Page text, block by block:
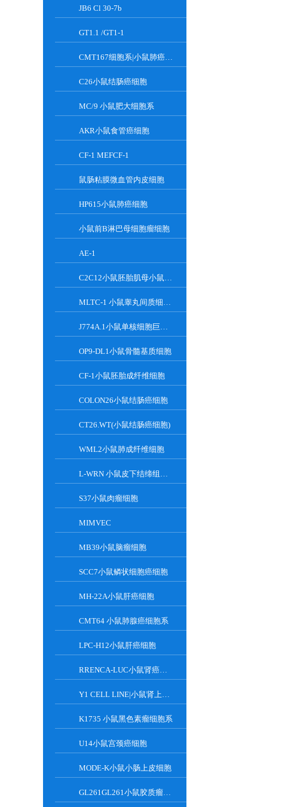
JB6 Cl 30-7b
GT1.1 /GT1-1
CMT167细胞系|小鼠肺癌细胞
C26小鼠结肠癌细胞
MC/9 小鼠肥大细胞系
AKR小鼠食管癌细胞
CF-1 MEFCF-1
鼠肠粘膜微血管内皮细胞
HP615小鼠肺癌细胞
小鼠前B淋巴母细胞瘤细胞
AE-1
C2C12小鼠胚胎肌母小鼠胚胎肌母细胞
MLTC-1 小鼠睾丸间质细胞瘤细胞系
J774A.1小鼠单核细胞巨噬细胞
OP9-DL1小鼠骨髓基质细胞
CF-1小鼠胚胎成纤维细胞
COLON26小鼠结肠癌细胞
CT26.WT(小鼠结肠癌细胞)
WML2小鼠肺成纤维细胞
L-WRN 小鼠皮下结缔组织细胞系
S37小鼠肉瘤细胞
MIMVEC
MB39小鼠脑瘤细胞
SCC7小鼠鳞状细胞癌细胞
MH-22A小鼠肝癌细胞
CMT64 小鼠肺腺癌细胞系
LPC-H12小鼠肝癌细胞
RRENCA-LUC小鼠肾癌细胞LUC转染株
Y1 CELL LINE|小鼠肾上腺皮质瘤细胞
K1735 小鼠黑色素瘤细胞系
U14小鼠宫颈癌细胞
MODE-K小鼠小肠上皮细胞
GL261GL261小鼠胶质瘤细胞